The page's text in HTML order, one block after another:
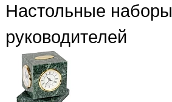
Настольные наборы
руководителей